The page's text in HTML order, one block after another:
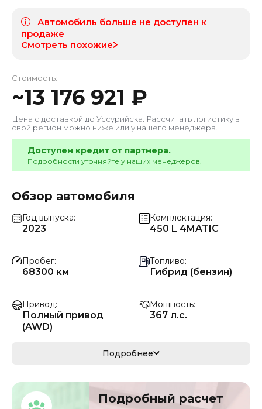
Автомобиль больше не доступен к
продаже
Смотреть похожие
Стоимость:
~13 176 921 ₽
Цена с доставкой до Уссурийска . Рассчитать логистику в
свой регион можно ниже или у нашего менеджера.
Доступен кредит от партнера.
Подробности уточняйте у наших менеджеров.
Обзор автомобиля
Год выпуска
2023
Комплектация
450 L 4MATIC
Пробег
68300 км
Топливо
Гибрид (бензин)
Привод
Полный привод
(AWD)
Мощность
367 л.с.
270 кВ
Кузов
седан
W1K6G5GBXNA1247
Подробнее
Подробный расчет